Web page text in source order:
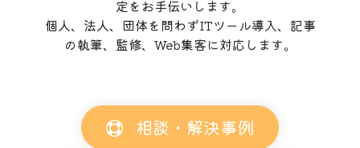
定をお手伝いします。
個人、法人、団体を問わずITツール導入、記事
の執筆、監修、Web集客に対応します。
相談・解決事例